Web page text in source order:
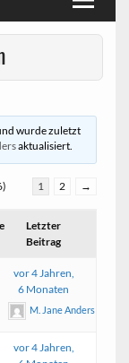
wurde zuletzt
aktualisiert.
1 2 →
Letzter
Beitrag
vor 4 Jahren,
6 Monaten
M. Jane Anders
vor 4 Jahren,